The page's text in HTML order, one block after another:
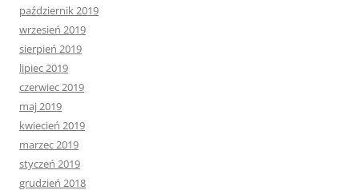
październik 2019
wrzesień 2019
sierpień 2019
lipiec 2019
czerwiec 2019
maj 2019
kwiecień 2019
marzec 2019
styczeń 2019
grudzień 2018